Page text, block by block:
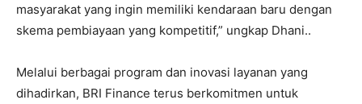
masyarakat yang ingin memiliki kendaraan baru dengan
skema pembiayaan yang kompetitif,” ungkap Dhani..
Melalui berbagai program dan inovasi layanan yang
dihadirkan, BRI Finance terus berkomitmen untuk